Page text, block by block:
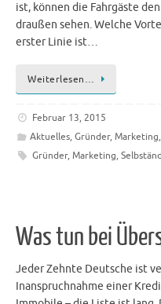
ist, können die Fahrgäste
draußen sehen. Welche
erster Linie ist…
Weiterlesen…
Februar 13, 2015
Aktuelles, Gründer, Marketing,
Gründer, Marketing,
Was tun bei
Jeder Zehnte Deutsche ist
Inanspruchnahme einer